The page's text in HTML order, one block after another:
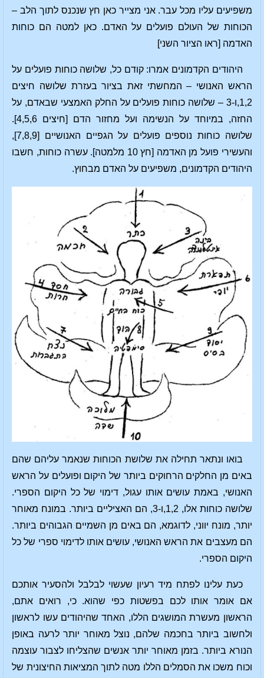
משפיעים עליו מכל עבר. אני מצייר כאן חץ שנכנס לתוך הלב –
הכוחות של העולם פועלים על האדם. כאן למטה הם כוחות
האדמה [ראו הציור השני]
היהודים הקדמונים אמרו: קודם כל, שלושה כוחות פועלים על
הראש האנושי – המחשתי זאת בציור בעזרת שלושה חיצים
1,2,ו-3 – שלושה כוחות פועלים על החלק האמצעי שבאדם, על
החזה, במיוחד על הנשימה ועל מחזור הדם [חיצים 4,5,6].
שלושה כוחות נוספים פועלים על הגפיים האנושיים [7,8,9],
והעשירי פועל מן האדמה [חץ 10 מלמטה]. עשרה כוחות, חשבו
היהודים הקדמונים, משפיעים על האדם מבחוץ.
בואו ונתאר תחילה את שלושת הכוחות שנאמר עליהם שהם
באים מן החלקים הרחוקים ביותר של היקום ופועלים על הראש
האנושי, באמת עושים אותו עגול, דימוי של כל היקום הספרי.
שלושה כוחות אלו, 1,2,ו-3, הם האציליים ביותר. במונח מאוחר
יותר, מונח יווני, לדוגמא, הם באים מן השמיים הגבוהים ביותר.
הם מעצבים את הראש האנושי, עושים אותו לדימוי ספרי של כל
היקום הספרי.
כעת עלינו לפתח מיד רעיון שעשוי לבלבל ולהסעיר אותכם
אם אומר אותו לכם בפשטות כפי שהוא. כי, רואים אתם,
הראשון מעשרת המושגים הללו, האחד שהיהודים עשו לראשון
ולחשוב ביותר בחכמה שלהם, נוצל מאוחר יותר לרעה באופן
הנורא ביותר. בזמן מאוחר יותר אנשים שהצליחו לצבור עוצמה
וכוח משכו את הסמלים הללו מטה לתוך המציאות החיצונית של